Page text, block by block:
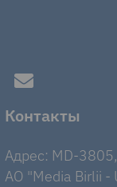
Контакты
Адрес: MD-
AO "Media Birlii -